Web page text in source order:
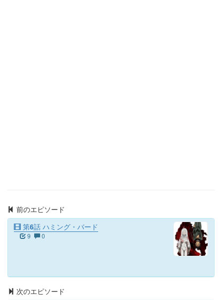
前のエピソード
第6話 ハミング・バード
9 0
次のエピソード